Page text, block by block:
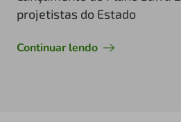
projetistas do Estado
Continuar lendo